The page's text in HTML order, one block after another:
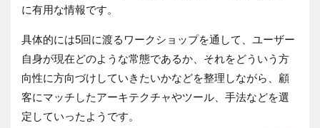
に有用な情報です。
具体的には5回に渡るワークショップを通して、ユーザー
自身が現在どのような常態であるか、それをどういう方
向性に方向づけしていきたいかなどを整理しながら、顧
客にマッチしたアーキテクチャやツール、手法などを選
定していったようです。